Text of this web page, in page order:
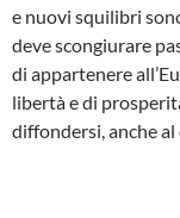
e nuovi squilibri
deve scongiurare
di appartenere
libertà e di
diffondersi, anche